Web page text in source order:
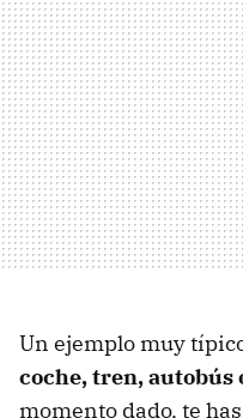
Un ejemplo muy
coche, tren, autobús
momento dado, te